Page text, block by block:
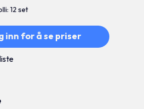
12 set
inn for å se priser